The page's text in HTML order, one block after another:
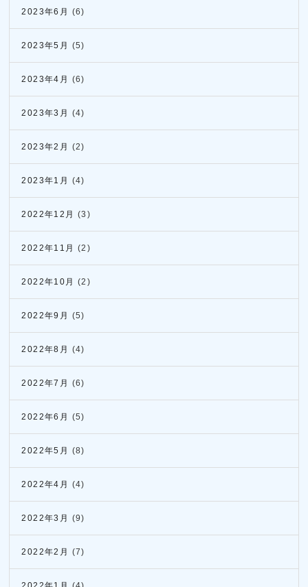
2023年6月 (6)
2023年5月 (5)
2023年4月 (6)
2023年3月 (4)
2023年2月 (2)
2023年1月 (4)
2022年12月 (3)
2022年11月 (2)
2022年10月 (2)
2022年9月 (5)
2022年8月 (4)
2022年7月 (6)
2022年6月 (5)
2022年5月 (8)
2022年4月 (4)
2022年3月 (9)
2022年2月 (7)